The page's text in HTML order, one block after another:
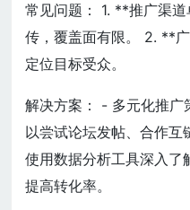
常见问题： 1. **推广渠
传，覆盖面有限。 2. **
定位目标受众。
解决方案： - 多元化推广
以尝试论坛发帖、合作互
使用数据分析工具深入了
提高转化率。